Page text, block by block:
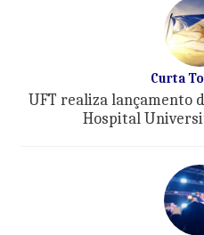
Curta
UFT realiza lançamento
Hospital